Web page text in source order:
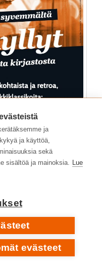
luku,1972,Brain
ja
ja käyttöä,
sekä
sisältöä ja mainoksia. Lue
evästeet